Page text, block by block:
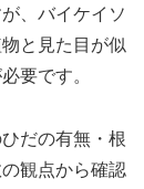
、バイケイソ
と見た目が似
要です。
だの有無・根
観点から確認